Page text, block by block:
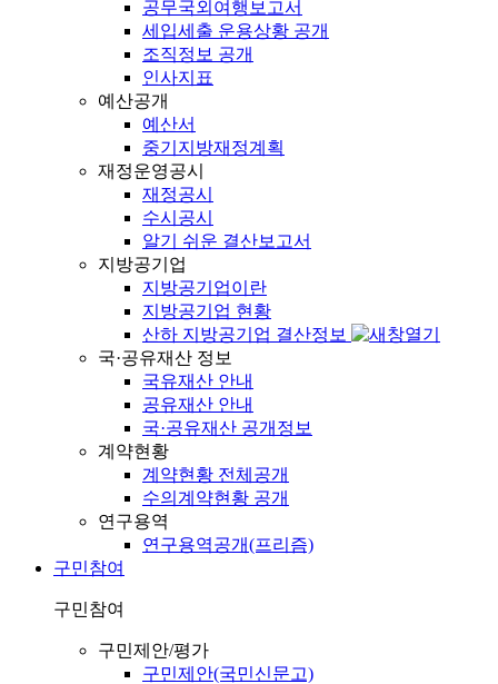
공무국외여행보고서
세입세출 운용상황 공개
조직정보 공개
인사지표
예산공개
예산서
중기지방재정계획
재정운영공시
재정공시
수시공시
알기 쉬운 결산보고서
지방공기업
지방공기업이란
지방공기업 현황
산하 지방공기업 결산정보
국·공유재산 정보
국유재산 안내
공유재산 안내
국·공유재산 공개정보
계약현황
계약현황 전체공개
수의계약현황 공개
연구용역
연구용역공개(프리즘)
구민참여
구민참여
구민제안/평가
구민제안(국민신문고)